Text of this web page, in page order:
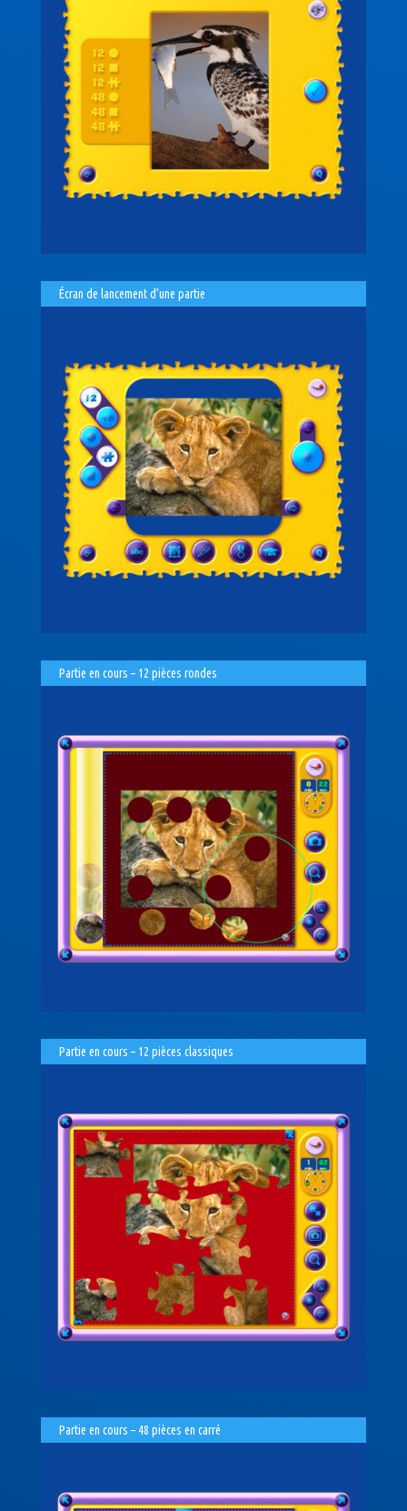
Écran de lancement d’une partie
Partie en cours – 12 pièces rondes
Partie en cours – 12 pièces classiques
Partie en cours – 48 pièces en carré